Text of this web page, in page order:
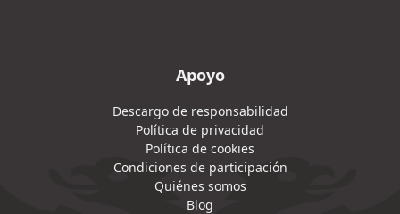
Apoyo
Descargo de responsabilidad
Política de privacidad
Política de cookies
Condiciones de participación
Quiénes somos
Blog